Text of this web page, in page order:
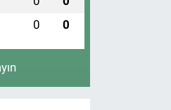
0 0